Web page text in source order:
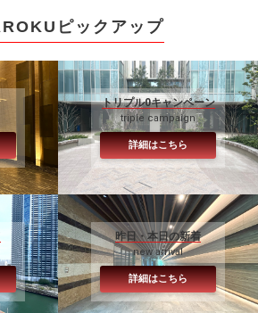
ピックアップ
トリプル0キャンペーン
triple campaign
詳細はこちら
昨日・本日の新着
new arrival
詳細はこちら